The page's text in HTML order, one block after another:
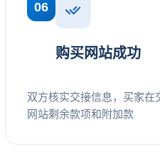
06
购买网站成功
双方核实交接信息，买家在
网站剩余款项和附加款